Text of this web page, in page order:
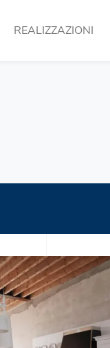
REALIZZAZIONI